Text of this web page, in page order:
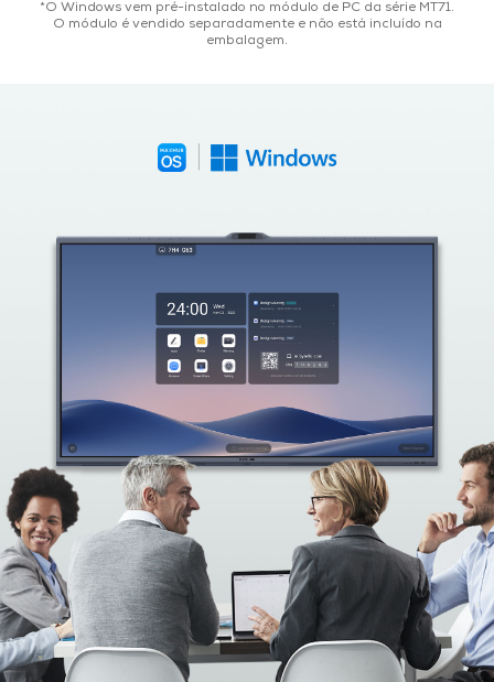
*O Windows vem pré-instalado no módulo de PC da série MT71.
O módulo é vendido separadamente e não está incluído na
embalagem.